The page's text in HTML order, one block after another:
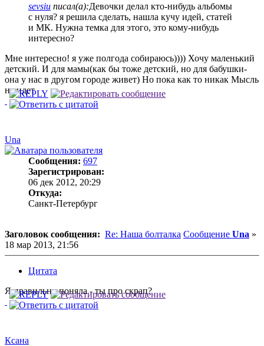
sevsiu писал(а):Девочки делал кто-нибудь альбомы
с нуля? я решила сделать, нашла кучу идей, статей
и МК. Нужна темка для этого, это кому-нибудь
интересно?
Мне интересно! я уже полгода собираюсь)))) Хочу маленький
детский. И для мамы(как бы тоже детский, но для бабушки-
она у нас в другом городе живет) Но пока как то никак Мысль
не идет
Una
Сообщения: 697
Зарегистрирован:
06 дек 2012, 20:29
Откуда:
Санкт-Петербург
Заголовок сообщения: Re: Наша болталка Сообщение Una »
18 мар 2013, 21:56
Цитата
Я правильно поняла - ты про скрап?
Ксана